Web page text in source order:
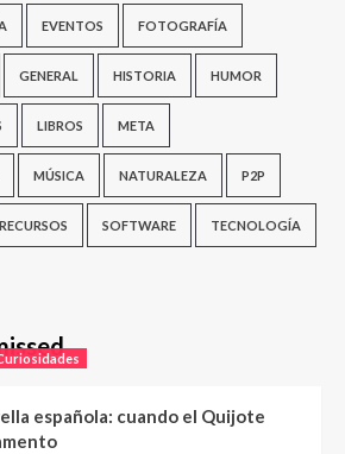
EVENTOS FOTOGRAFÍA
GENERAL HISTORIA HUMOR
LIBROS META
MÚSICA NATURALEZA P2P
RECURSOS SOFTWARE TECNOLOGÍA
española: cuando el Quijote